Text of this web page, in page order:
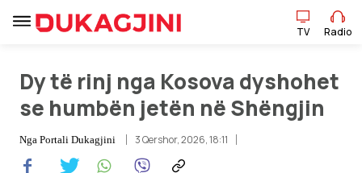
Lajme
TV Radio
Dy të rinj nga Kosova dyshohet
se humbën jetën në Shëngjin
Nga Portali Dukagjini 3 Qershor, 2026, 18:11